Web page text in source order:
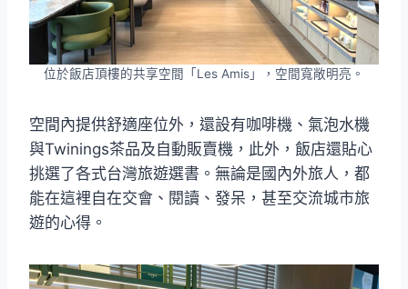
位於飯店頂樓的共享空間「Les Amis」，空間寬敞明亮。
空間內提供舒適座位外，還設有咖啡機、氣泡水機
與Twinings茶品及自動販賣機，此外，飯店還貼心
挑選了各式台灣旅遊選書。無論是國內外旅人，都
能在這裡自在交會、閱讀、發呆，甚至交流城市旅
遊的心得。